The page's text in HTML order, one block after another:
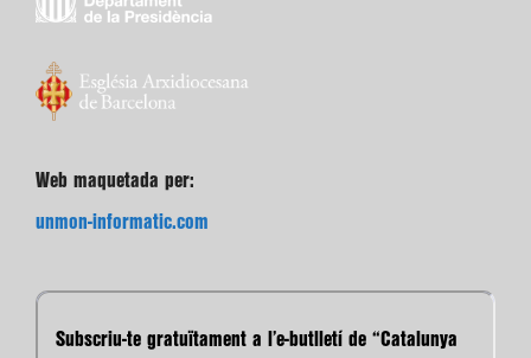
Web maquetada per:
unmon-informatic.com
Subscriu-te gratuïtament a l’e-butlletí de “Catalunya